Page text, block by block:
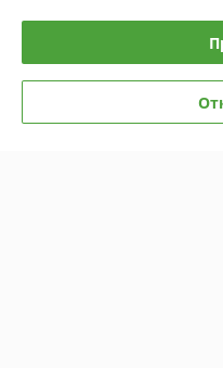
Информация для покупателя
Юридическое лицо:ООО
г.Минск ул.Маяковского 127/2